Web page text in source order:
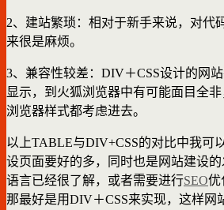
2、建站繁琐：相对于新手来说，对代
来很是麻烦。
3、兼容性较差：DIV＋CSS设计的网
显示，到火狐浏览器中有可能面目全
浏览器样式都考虑进去。
以上TABLE与DIV+CSS的对比中我可
设页面要好的多，同时也是网站建设
语言已经很了解，或者需要进行SEO优
那最好是用DIV＋CSS来实现，这样网